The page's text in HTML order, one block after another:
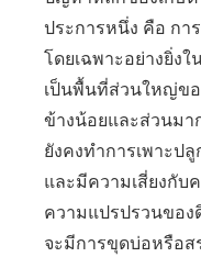
ประการหนึ่ง คือ กา
โดยเฉพาะอย่างยิ่ง
เป็นพื้นที่ส่วนใหญ่ข
ข้างน้อยและส่วนมา
ยังคงทำการเพาะป
และมีความเสี่ยงกับ
ความแปรปรวนของ
จะมีการขุดบ่อหรือส